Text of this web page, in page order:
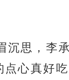
沉思，李
心真好吃